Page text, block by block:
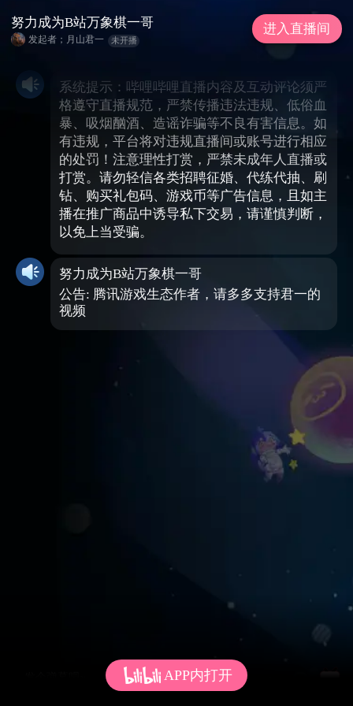
系统提示：哔哩哔哩直播内容及互动评论须严
格遵守直播规范，严禁传播违法违规、低俗血
暴、吸烟酗酒、造谣诈骗等不良有害信息。如
有违规，平台将对违规直播间或账号进行相应
的处罚！注意理性打赏，严禁未成年人直播或
打赏。请勿轻信各类招聘征婚、代练代抽、刷
钻、购买礼包码、游戏币等广告信息，且如主
播在推广商品中诱导私下交易，请谨慎判断，
以免上当受骗。
努力成为B站万象棋一哥
公告: 腾讯游戏生态作者，请多多支持君一的
视频
努力成为B站万象棋一哥
发起者；月山君一 未开播
进入直播间
APP内打开